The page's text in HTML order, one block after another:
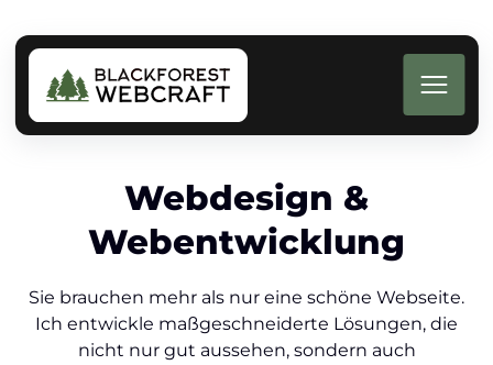
Webdesign &
Webentwicklung
Sie brauchen mehr als nur eine schöne Webseite.
Ich entwickle maßgeschneiderte Lösungen, die
nicht nur gut aussehen, sondern auch